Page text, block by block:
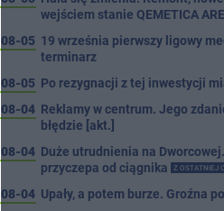
wejściem stanie QEMETICA
08-05 19 września pierwszy ligowy
terminarz
08-05 Po rezygnacji z tej inwestycji
08-04 Reklamy w centrum. Jego
błędzie [akt.]
08-04 Duże utrudnienia na
przyczepa od ciągnika
Z OSTATNIEJ
08-04 Upały, a potem burze. Groźna